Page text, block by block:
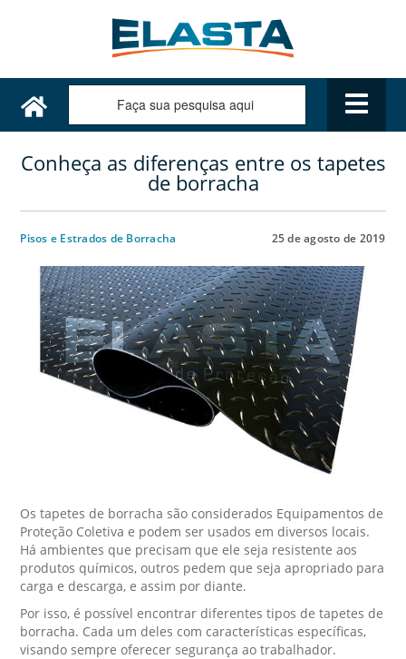
Conheça as diferenças entre os tapetes
de borracha
Pisos e Estrados de Borracha 25 de agosto de 2019
Os tapetes de borracha são considerados Equipamentos de
Proteção Coletiva e podem ser usados em diversos locais.
Há ambientes que precisam que ele seja resistente aos
produtos químicos, outros pedem que seja apropriado para
carga e descarga, e assim por diante.
Por isso, é possível encontrar diferentes tipos de tapetes de
borracha. Cada um deles com características específicas,
visando sempre oferecer segurança ao trabalhador.